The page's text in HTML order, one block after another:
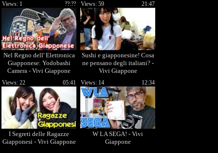
Nel Regno dell' Elettronica
Giapponese: Yodobashi
Camera - Vivi Giappone
??:??
Views: 1
Sushi e giapponesine! Cosa
ne pensano degli italiani? -
Vivi Giappone
21:47
Views: 59
I Segreti delle Ragazze
Giapponesi - Vivi Giappone
05:41
Views: 22
W LA SEGA! - Vivi
Giappone
12:34
Views: 14